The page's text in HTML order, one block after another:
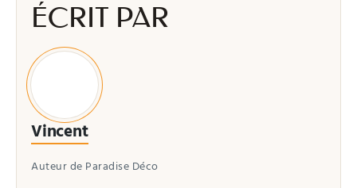
ÉCRIT PAR
Vincent
Auteur de Paradise Déco